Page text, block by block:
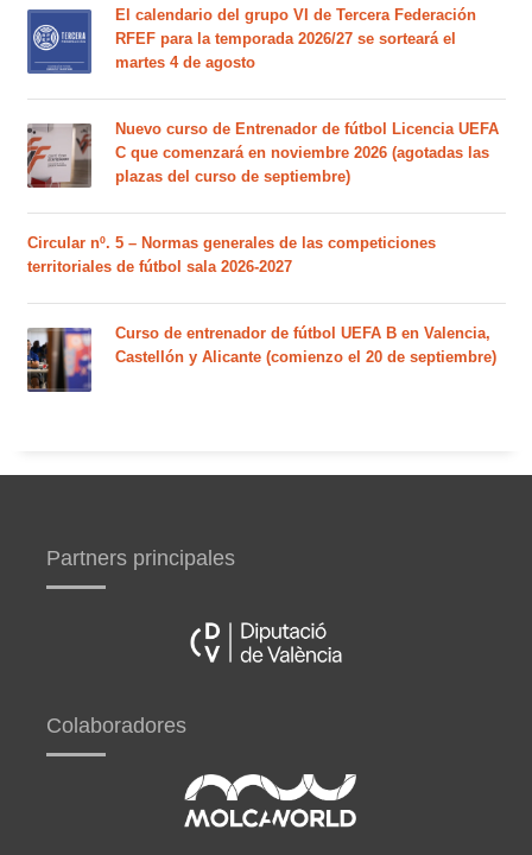
El calendario del grupo VI de Tercera Federación
RFEF para la temporada 2026/27 se sorteará el
martes 4 de agosto
Nuevo curso de Entrenador de fútbol Licencia UEFA
C que comenzará en noviembre 2026 (agotadas las
plazas del curso de septiembre)
Circular nº. 5 – Normas generales de las competiciones
territoriales de fútbol sala 2026-2027
Curso de entrenador de fútbol UEFA B en Valencia,
Castellón y Alicante (comienzo el 20 de septiembre)
Partners principales
Colaboradores